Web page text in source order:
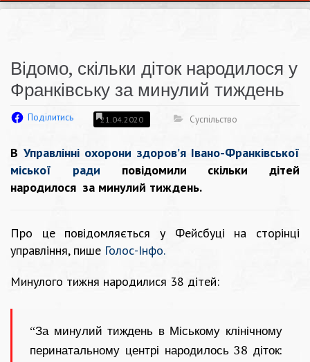
Відомо, скільки діток народилося у
Франківську за минулий тиждень
Поділитись 21.04.2020 Суспільство
В Управлінні охорони здоров’я Івано-Франківської
міської ради
повідомили скільки дітей
народилося за минулий тиждень.
Про це повідомляється у Фейсбуці на сторінці
управління, пише Голос-Інфо.
Минулого тижня народилися 38 дітей:
“За минулий тиждень в Міському клінічному
перинатальному центрі народилось 38 діток: